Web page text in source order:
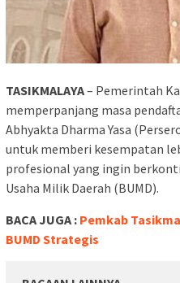
TASIKMALAYA– Pemerintah
memperpanjang masa
Abhyakta Dharma Yasa
untuk memberi kesempatan
profesional yang ingin
Usaha Milik Daerah (BUMD).
BACA JUGA : Pemkab
BUMD Strategis